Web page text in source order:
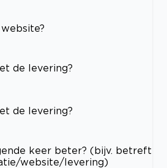
de levering?
de levering?
keer beter? (bijv. betreft
website/levering)